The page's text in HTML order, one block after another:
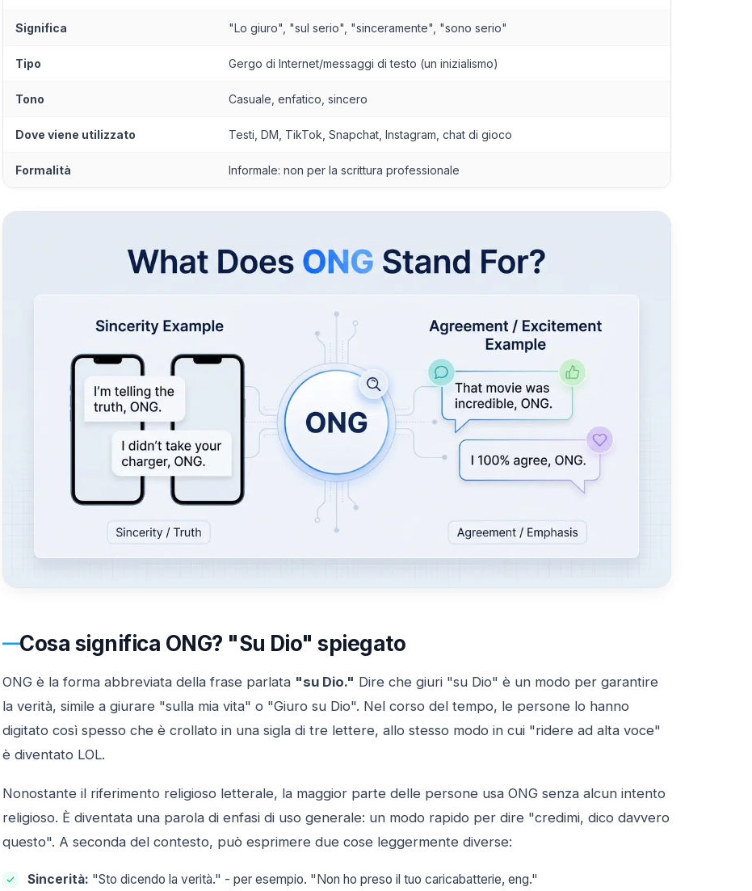
Significa "Lo giuro", "sul serio", "sinceramente", "sono serio"
Tipo Gergo di Internet/messaggi di testo (un inizialismo)
Tono Casuale, enfatico, sincero
Dove viene utilizzato Testi, DM, TikTok, Snapchat, Instagram, chat di gioco
Formalità Informale: non per la scrittura professionale
Cosa significa ONG? "Su Dio" spiegato
ONG è la forma abbreviata della frase parlata "su Dio." Dire che giuri "su Dio" è un modo per garantire
la verità, simile a giurare "sulla mia vita" o "Giuro su Dio". Nel corso del tempo, le persone lo hanno
digitato così spesso che è crollato in una sigla di tre lettere, allo stesso modo in cui "ridere ad alta voce"
è diventato LOL.
Nonostante il riferimento religioso letterale, la maggior parte delle persone usa ONG senza alcun intento
religioso. È diventata una parola di enfasi di uso generale: un modo rapido per dire "credimi, dico davvero
questo". A seconda del contesto, può esprimere due cose leggermente diverse:
Sincerità: "Sto dicendo la verità." - per esempio. "Non ho preso il tuo caricabatterie, eng."